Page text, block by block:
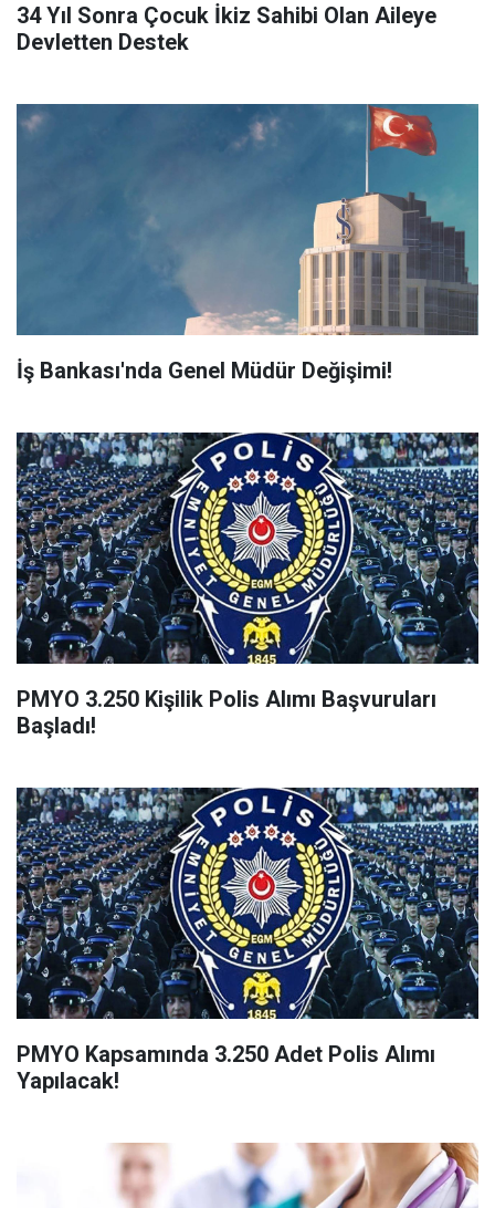
34 Yıl Sonra Çocuk İkiz Sahibi Olan Aileye
Devletten Destek
İş Bankası'nda Genel Müdür Değişimi!
PMYO 3.250 Kişilik Polis Alımı Başvuruları
Başladı!
PMYO Kapsamında 3.250 Adet Polis Alımı
Yapılacak!